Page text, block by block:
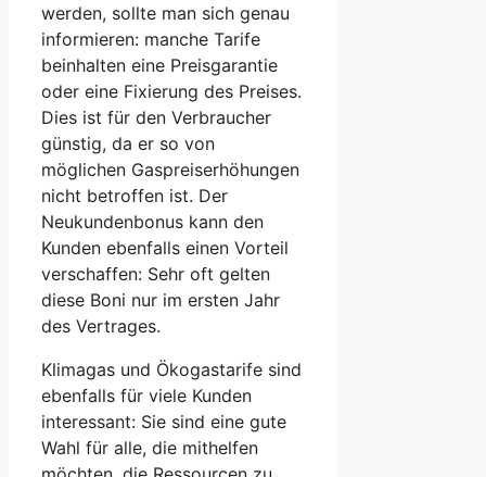
werden, sollte man sich genau
informieren: manche Tarife
beinhalten eine Preisgarantie
oder eine Fixierung des Preises.
Dies ist für den Verbraucher
günstig, da er so von
möglichen Gaspreiserhöhungen
nicht betroffen ist. Der
Neukundenbonus kann den
Kunden ebenfalls einen Vorteil
verschaffen: Sehr oft gelten
diese Boni nur im ersten Jahr
des Vertrages.
Klimagas und Ökogastarife sind
ebenfalls für viele Kunden
interessant: Sie sind eine gute
Wahl für alle, die mithelfen